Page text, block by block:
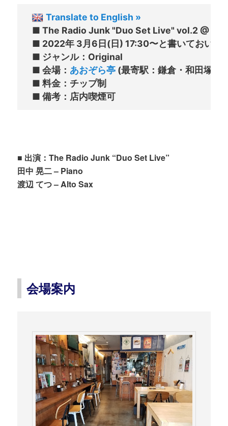
Translate to English »
■ The Radio Junk "Duo Set Live" vol.2 @ あ
■ 2022年 3月6日(日) 17:30〜と書いておいて
■ ジャンル：Original
■ 会場： あおぞら亭 (最寄駅：鎌倉・和田塚)
■ 料金：チップ制
■ 備考：店内喫煙可
■ 出演：The Radio Junk “Duo Set Live”
田中 晃二 – Piano
渡辺 てつ – Alto Sax
会場案内